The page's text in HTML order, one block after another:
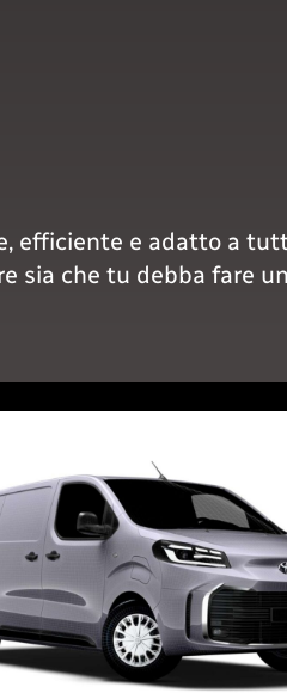
efficiente e adatto a
sia che tu debba fare